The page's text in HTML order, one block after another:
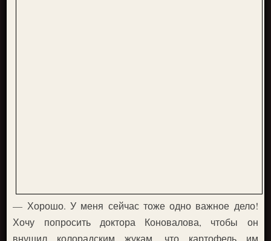
— Хорошо. У меня сейчас тоже одно важное дело!
Хочу попросить доктора Коновалова, чтобы он
внушил колорадским жукам, что картофель им